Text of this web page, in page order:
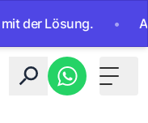
Lösung. • Ab
Toggle